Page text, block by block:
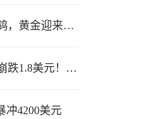
地缘缓和叠加美联储中性偏鸽，黄金迎来上行窗口
卡塔尔草案一出，油价瞬间崩跌1.8美元！海峡真要通了？
冲4200美元